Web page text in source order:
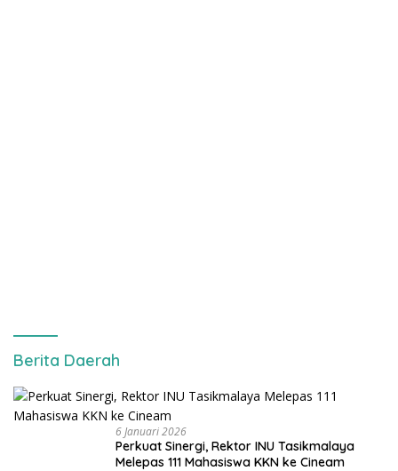
Berita Daerah
6 Januari 2026
Perkuat Sinergi, Rektor INU Tasikmalaya
Melepas 111 Mahasiswa KKN ke Cineam